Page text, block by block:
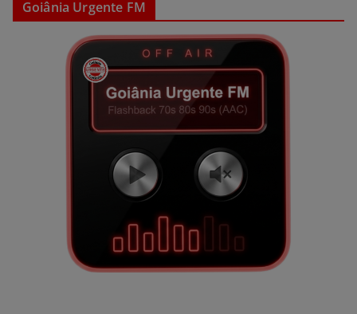
Goiânia Urgente FM